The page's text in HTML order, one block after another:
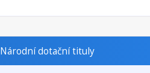
Národní dotační tituly